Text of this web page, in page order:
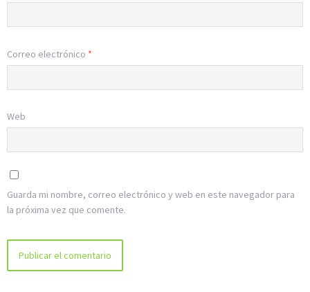
Correo electrónico *
Web
Guarda mi nombre, correo electrónico y web en este navegador para
la próxima vez que comente.